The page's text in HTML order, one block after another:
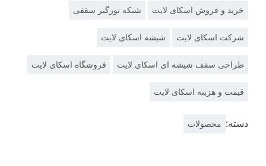
خرید و فروش اسکای لایت شبکه نورگیر سقفی
شرکت اسکای لایت شیشه اسکای لایت
طراحی سقف شیشه ای اسکای لایت فروشگاه اسکای لایت
قیمت و هزینه اسکای لایت
دسته: محصولات